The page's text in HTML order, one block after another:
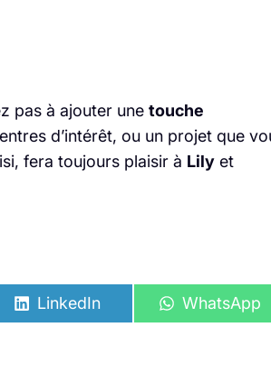
pas à ajouter une touche
d’intérêt, ou un projet que
fera toujours plaisir à Lily et
S
h
LinkedIn
S
h
WhatsApp